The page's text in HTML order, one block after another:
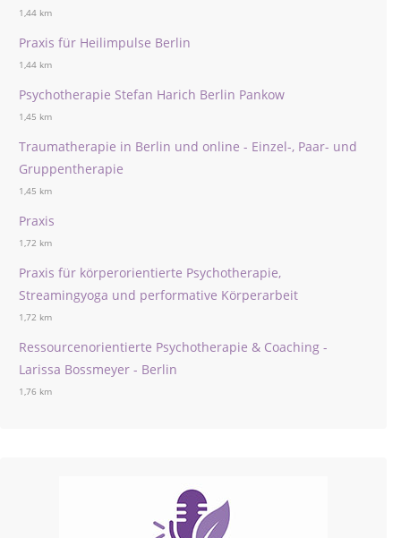
1,44 km
Praxis für Heilimpulse Berlin
1,44 km
Psychotherapie Stefan Harich Berlin Pankow
1,45 km
Traumatherapie in Berlin und online - Einzel-, Paar- und
Gruppentherapie
1,45 km
Praxis
1,72 km
Praxis für körperorientierte Psychotherapie,
Streamingyoga und performative Körperarbeit
1,72 km
Ressourcenorientierte Psychotherapie & Coaching -
Larissa Bossmeyer - Berlin
1,76 km